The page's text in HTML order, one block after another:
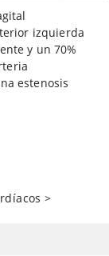
izquierda
y un 70%
estenosis
>